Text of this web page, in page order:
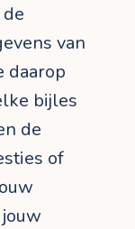
van
daarop
bijles
de
of